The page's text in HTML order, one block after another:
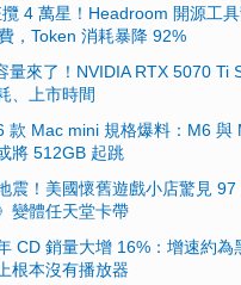
4 萬星！Headroom 開源工
，Token 消耗暴降 92%
量來了！NVIDIA RTX 5070 Ti
、上市時間
款 Mac mini 規格爆料：M6 與
將 512GB 起跳
震！美國懷舊遊戲小店驚見
變體任天堂卡帶
CD 銷量大增 16%：增速約為
根本沒有播放器